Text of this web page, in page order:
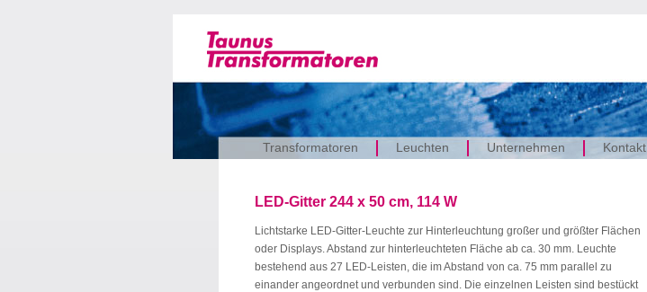
Transformatoren Leuchten Unternehmen Kontakt
LED-Gitter 244 x 50 cm, 114 W
Lichtstarke LED-Gitter-Leuchte zur Hinterleuchtung großer und größter Flächen
oder Displays. Abstand zur hinterleuchteten Fläche ab ca. 30 mm. Leuchte
bestehend aus 27 LED-Leisten, die im Abstand von ca. 75 mm parallel zu
einander angeordnet und verbunden sind. Die einzelnen Leisten sind bestückt